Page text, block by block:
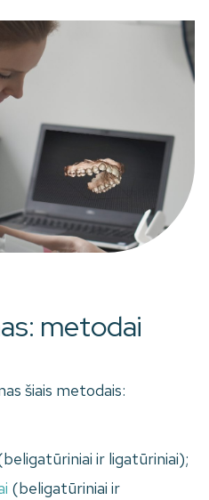
metodai
šiais metodais:
ir ligatūriniai);
(beligatūriniai ir